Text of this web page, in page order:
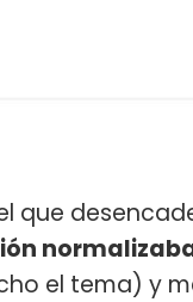
que
el tema) y